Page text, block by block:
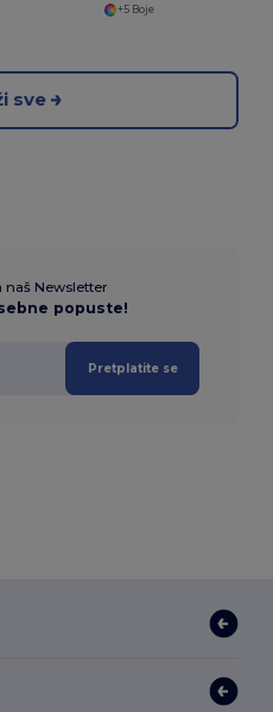
+5 Boje
sve
naš Newsletter
popuste!
Pretplatite se